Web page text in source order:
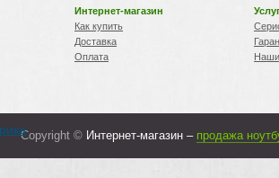
Интернет-магазин
Как купить
Доставка
Оплата
Copyright © Интернет-магазин – продажа